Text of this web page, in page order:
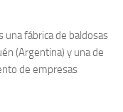
una fábrica de baldosas
(Argentina) y una de
de empresas